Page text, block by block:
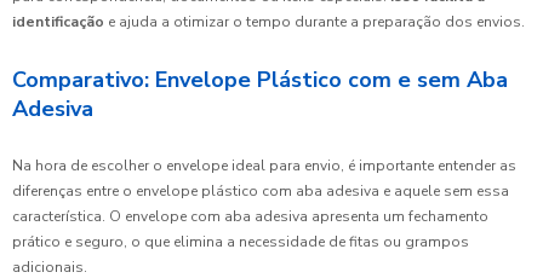
identificação e ajuda a otimizar o tempo durante a preparação dos envios.
Comparativo: Envelope Plástico com e sem Aba
Adesiva
Na hora de escolher o envelope ideal para envio, é importante entender as
diferenças entre o envelope plástico com aba adesiva e aquele sem essa
característica. O envelope com aba adesiva apresenta um fechamento
prático e seguro, o que elimina a necessidade de fitas ou grampos
adicionais.